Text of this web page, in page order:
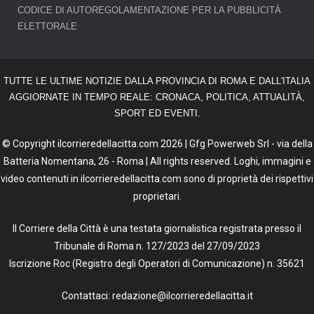
CODICE DI AUTOREGOLAMENTAZIONE PER LA PUBBLICITÀ
ELETTORALE
TUTTE LE ULTIME NOTIZIE DALLA PROVINCIA DI ROMA E DALL'ITALIA
AGGIORNATE IN TEMPO REALE: CRONACA, POLITICA, ATTUALITÀ,
SPORT ED EVENTI.
© Copyright ilcorrieredellacitta.com 2026 | Gfg Powerweb Srl - via della
Batteria Nomentana, 26 - Roma | All rights reserved. Loghi, immagini e
video contenuti in ilcorrieredellacitta.com sono di proprietà dei rispettivi
proprietari.
Il Corriere della Città è una testata giornalistica registrata presso il
Tribunale di Roma n. 127/2023 del 27/09/2023
Iscrizione Roc (Registro degli Operatori di Comunicazione) n. 35621
Contattaci: redazione@ilcorrieredellacitta.it